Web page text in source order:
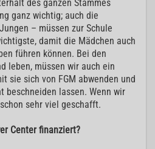
des ganzen Stammes
ganz wichtig; auch die
– müssen zur Schule
damit die Mädchen auch
führen können. Bei den
leben, müssen wir auch ein
sie sich von FGM abwenden und
beschneiden lassen. Wenn wir
sehr viel geschafft.
Center finanziert?